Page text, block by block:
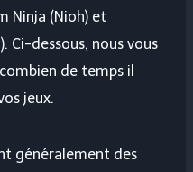
Ninja (Nioh) et
Ci-dessous, nous vous
de temps il
jeux.
généralement des